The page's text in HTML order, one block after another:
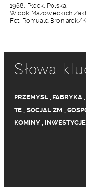
1968, Płock, Polska.
Widok Mazowieckich
Fot. Romuald Broniarek/
Słowa
PRZEMYSŁ, FABRYKA,
TE , SOCJALIZM ,
KOMINY, INWESTYCJE